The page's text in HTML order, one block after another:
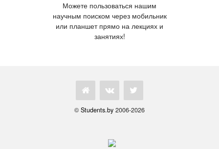
Можете пользоваться нашим
научным поиском через мобильник
или планшет прямо на лекциях и
занятиях!
© Students.by 2006-2026